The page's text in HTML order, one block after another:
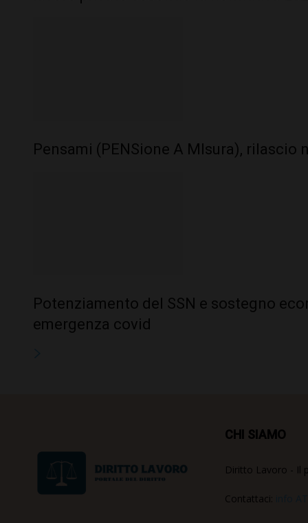
Pensami (PENSione A MIsura), rilascio
Potenziamento del SSN e sostegno
emergenza covid
CHI SIAMO
Diritto Lavoro - Il
Contattaci: